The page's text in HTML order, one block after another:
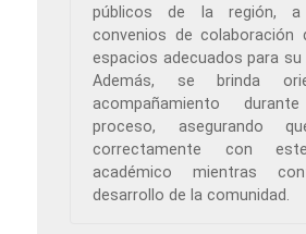
públicos de la región,
convenios de colaboración
espacios adecuados para su
Además, se brinda
acompañamiento
proceso, asegurando
correctamente con
académico mientras
desarrollo de la comunidad.